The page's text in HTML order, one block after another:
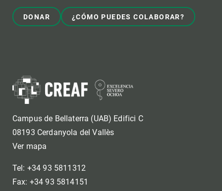
DONAR ¿CÓMO PUEDES COLABORAR?
Campus de Bellaterra (UAB) Edifici C
08193 Cerdanyola del Vallès
Ver mapa
Tel: +34 93 5811312
Fax: +34 93 5814151